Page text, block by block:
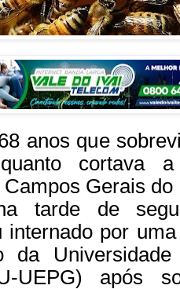
anos que
cortava
Gerais
tarde de
internado por
da
UEPG) após